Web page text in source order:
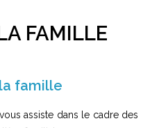
FAMILLE
famille
assiste dans le cadre des